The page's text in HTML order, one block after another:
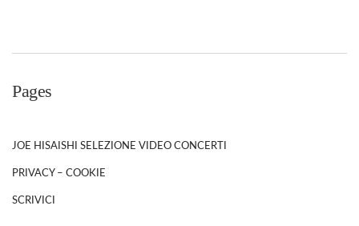
Pages
JOE HISAISHI SELEZIONE VIDEO CONCERTI
PRIVACY – COOKIE
SCRIVICI